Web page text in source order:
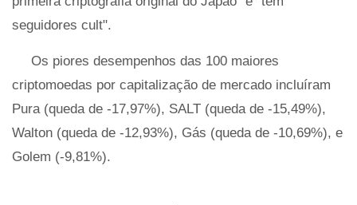
seguidores cult".
Os piores desempenhos das 100 maiores
criptomoedas por capitalização de mercado incluíram
Pura (queda de -17,97%), SALT (queda de -15,49%),
Walton (queda de -12,93%), Gás (queda de -10,69%), e
Golem (-9,81%).